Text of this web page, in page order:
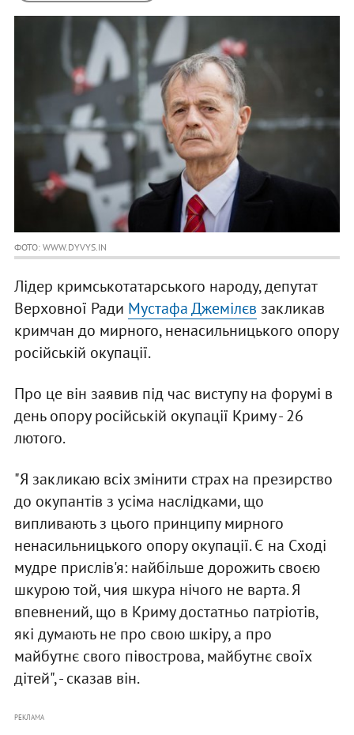
ФОТО: WWW.DYVYS.IN
Лідер кримськотатарського народу, депутат
Верховної Ради Мустафа Джемілєв закликав
кримчан до мирного, ненасильницького опору
російській окупації.
Про це він заявив під час виступу на форумі в
день опору російській окупації Криму - 26
лютого.
"Я закликаю всіх змінити страх на презирство
до окупантів з усіма наслідками, що
випливають з цього принципу мирного
ненасильницького опору окупації. Є на Сході
мудре прислів'я: найбільше дорожить своєю
шкурою той, чия шкура нічого не варта. Я
впевнений, що в Криму достатньо патріотів,
які думають не про свою шкіру, а про
майбутнє свого півострова, майбутнє своїх
дітей", - сказав він.
РЕКЛАМА